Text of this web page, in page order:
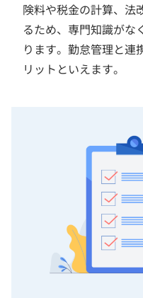
険料や税金の計算、法
るため、専門知識がな
ります。勤怠管理と連
リットといえます。